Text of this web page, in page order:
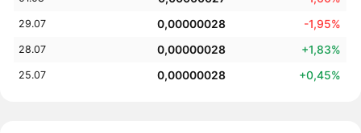
29.07 0,00000028 -1,95%
28.07 0,00000028 +1,83%
25.07 0,00000028 +0,45%